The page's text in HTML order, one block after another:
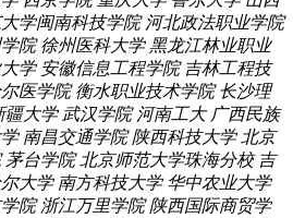
学闽南科技学院 河北政法职业学院
院 徐州医科大学 黑龙江林业职业
学 安徽信息工程学院 吉林工程技
医学院 衡水职业技术学院 长沙理
疆大学 武汉学院 河南工大 广西民族
南昌交通学院 陕西科技大学 北京
茅台学院 北京师范大学珠海分校 吉
大学 南方科技大学 华中农业大学
院 浙江万里学院 陕西国际商贸学